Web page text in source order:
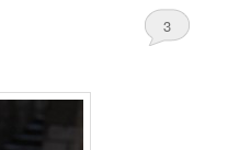
3